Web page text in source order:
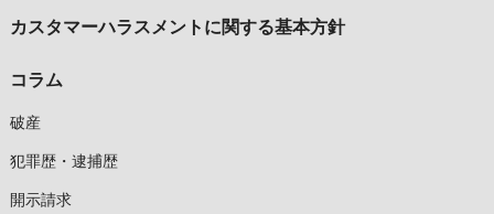
カスタマーハラスメントに関する基本方針
コラム
破産
犯罪歴・逮捕歴
開示請求